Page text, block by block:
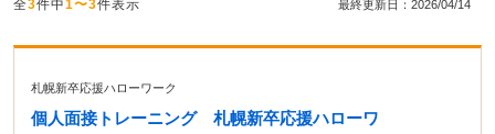
24 25 29 30
31
全3件中1〜3件表示 最終更新日：2026/04/14
札幌新卒応援ハローワーク
個人面接トレーニング 札幌新卒応援ハローワ